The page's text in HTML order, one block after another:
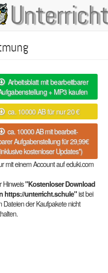
Arbeitsblatt mit bearbeitbarer
+ MP3 kaufen
ca. 10000 AB für nur 20 €
ca. 10000 AB mit bearbeit-
Aufgabenstellung für 29,99€
kostenloser Updates*)
mit einem Account auf eduki.com
Hinweis"Kostenloser Download
https://unterricht.schule"ist bei
Dateien der Kaufpakete nicht